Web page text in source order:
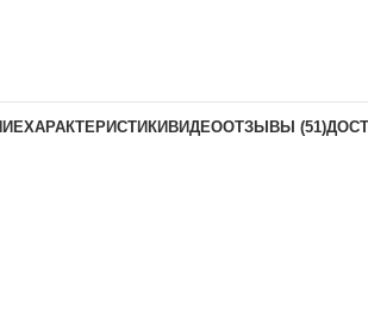
ХАРАКТЕРИСТИКИ ВИДЕООТЗЫВЫ (51)